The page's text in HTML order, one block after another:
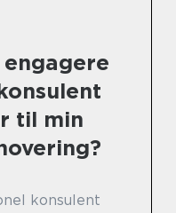
til min
konsulent